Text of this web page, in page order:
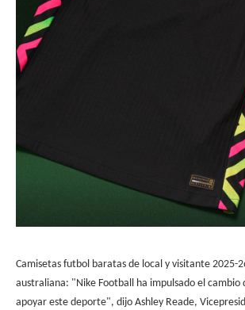
Camisetas futbol baratas de local y visitante 2025-
australiana: "Nike Football ha impulsado el cambio
apoyar este deporte", dijo Ashley Reade,